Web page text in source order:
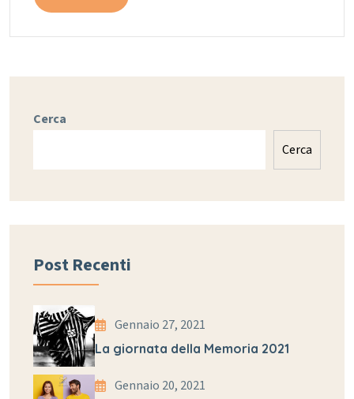
Cerca
Cerca
Post Recenti
Gennaio 27, 2021
La giornata della Memoria 2021
Gennaio 20, 2021